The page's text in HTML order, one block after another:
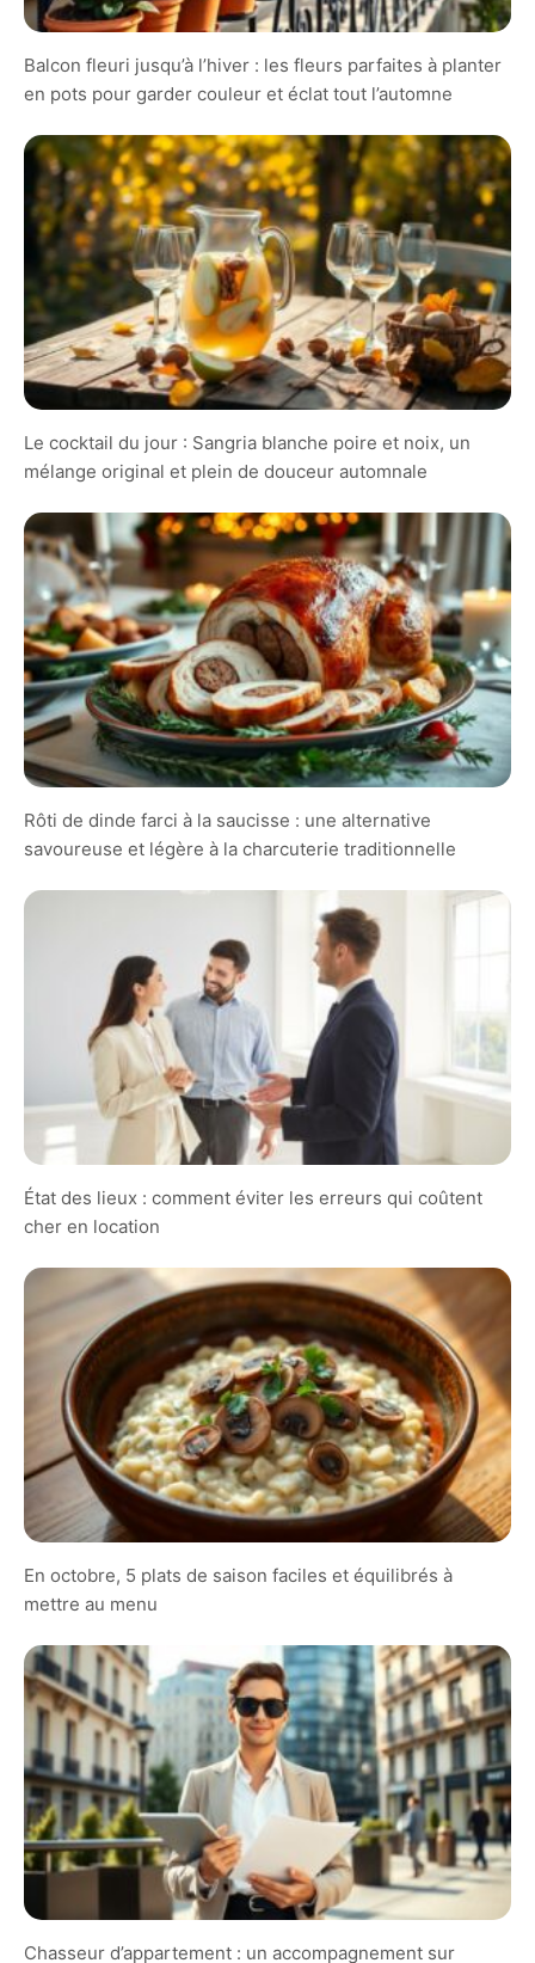
Balcon fleuri jusqu’à l’hiver : les fleurs parfaites à planter
en pots pour garder couleur et éclat tout l’automne
Le cocktail du jour : Sangria blanche poire et noix, un
mélange original et plein de douceur automnale
Rôti de dinde farci à la saucisse : une alternative
savoureuse et légère à la charcuterie traditionnelle
État des lieux : comment éviter les erreurs qui coûtent
cher en location
En octobre, 5 plats de saison faciles et équilibrés à
mettre au menu
Chasseur d’appartement : un accompagnement sur